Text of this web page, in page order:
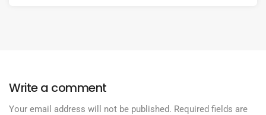
Write a comment
Your email address will not be published. Required fields are